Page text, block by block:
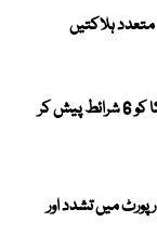
آبنائے ہرمز کھولنے کیلئے ایران نے امریکا کو 6 شرائط پیش کر
میں تشدد اور